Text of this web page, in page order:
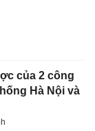
của 2 công
Hà Nội và